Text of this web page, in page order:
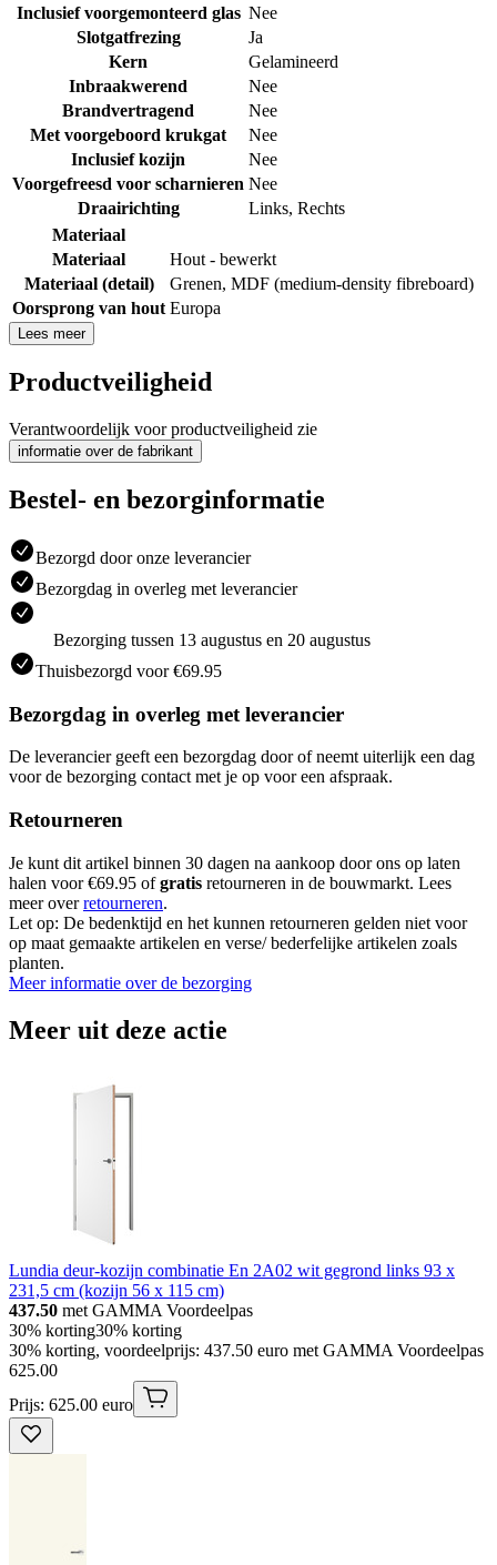
Inclusief voorgemonteerd glas Nee
Slotgatfrezing
Ja
Kern
Gelamineerd
Inbraakwerend
Nee
Brandvertragend
Nee
Met voorgeboord krukgat
Nee
Inclusief kozijn
Nee
Voorgefreesd voor scharnieren Nee
Draairichting
Links, Rechts
Materiaal
Materiaal
Hout - bewerkt
Materiaal (detail)
Grenen, MDF (medium-density fibreboard)
Oorsprong van hout Europa
Lees meer
Productveiligheid
Verantwoordelijk voor productveiligheid zie
informatie over de fabrikant
Bestel- en bezorginformatie
Bezorgd door onze leverancier
Bezorgdag in overleg met leverancier
Bezorging tussen 13 augustus en 20 augustus
Thuisbezorgd voor €69.95
Bezorgdag in overleg met leverancier
De leverancier geeft een bezorgdag door of neemt uiterlijk een dag
voor de bezorging contact met je op voor een afspraak.
Retourneren
Je kunt dit artikel binnen 30 dagen na aankoop door ons op laten
halen voor €69.95 ofgratis retourneren in de bouwmarkt. Lees
meer overretourneren.
Let op: De bedenktijd en het kunnen retourneren gelden niet voor
op maat gemaakte artikelen en verse/ bederfelijke artikelen zoals
planten.
Meer informatie over de bezorging
Meer uit deze actie
Lundia deur-kozijn combinatie En 2A02 wit gegrond links 93 x
231,5 cm (kozijn 56 x 115 cm)
437.50 met GAMMA Voordeelpas
30% korting30% korting
30% korting, voordeelprijs: 437.50 euro met GAMMA Voordeelpas
625.00
Prijs: 625.00 euro